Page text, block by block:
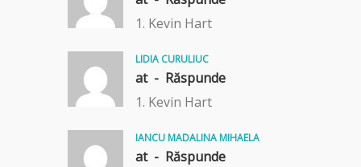
1. Kevin Hart
LIDIA CURULIUC
at - Răspunde
1. Kevin Hart
IANCU MADALINA MIHAELA
at - Răspunde